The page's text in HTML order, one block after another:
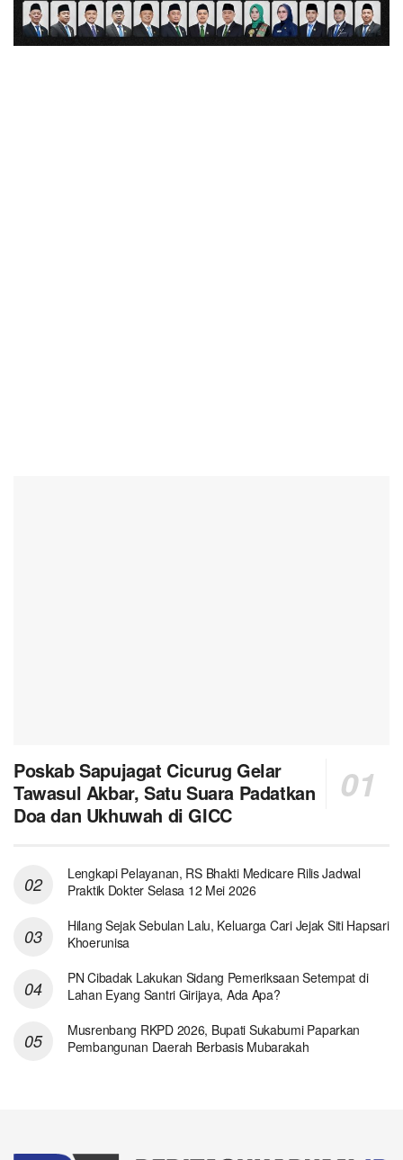
Poskab Sapujagat Cicurug Gelar
Tawasul Akbar, Satu Suara Padatkan
Doa dan Ukhuwah di GICC
Lengkapi Pelayanan, RS Bhakti Medicare Rilis Jadwal
Praktik Dokter Selasa 12 Mei 2026
Hilang Sejak Sebulan Lalu, Keluarga Cari Jejak Siti Hapsari
Khoerunisa
PN Cibadak Lakukan Sidang Pemeriksaan Setempat di
Lahan Eyang Santri Girijaya, Ada Apa?
Musrenbang RKPD 2026, Bupati Sukabumi Paparkan
Pembangunan Daerah Berbasis Mubarakah